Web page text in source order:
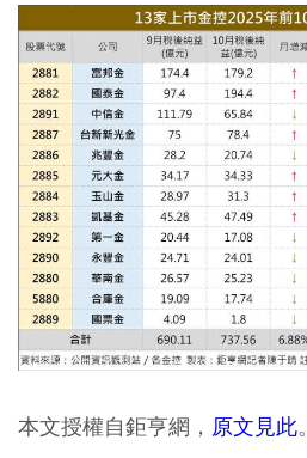
本文授權自鉅亨網， 原文見此。